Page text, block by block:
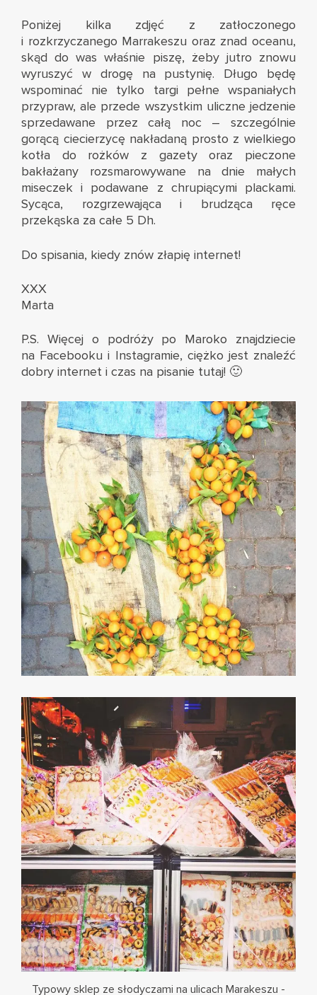
Poniżej kilka zdjęć z zatłoczonego
i rozkrzyczanego Marrakeszu oraz znad oceanu,
skąd do was właśnie piszę, żeby jutro znowu
wyruszyć w drogę na pustynię. Długo będę
wspominać nie tylko targi pełne wspaniałych
przypraw, ale przede wszystkim uliczne jedzenie
sprzedawane przez całą noc – szczególnie
gorącą ciecierzycę nakładaną prosto z wielkiego
kotła do rożków z gazety oraz pieczone
bakłażany rozsmarowywane na dnie małych
miseczek i podawane z chrupiącymi plackami.
Sycąca, rozgrzewająca i brudząca ręce
przekąska za całe 5 Dh.
Do spisania, kiedy znów złapię internet!
XXX
Marta
P.S. Więcej o podróży po Maroko znajdziecie
na Facebooku i Instagramie, ciężko jest znaleźć
dobry internet i czas na pisanie tutaj! 🙂
Typowy sklep ze słodyczami na ulicach Marakeszu -